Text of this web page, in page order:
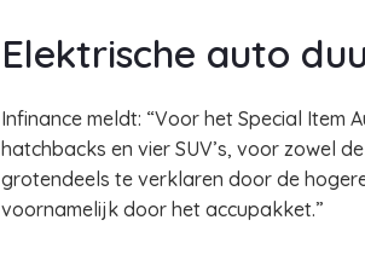
Elektrische auto
Infinance meldt: “Voor het Special Item
hatchbacks en vier SUV’s, voor zowel
grotendeels te verklaren door de
voornamelijk door het accupakket.”